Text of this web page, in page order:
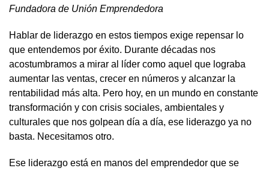
Fundadora de Unión Emprendedora
Hablar de liderazgo en estos tiempos exige repensar lo
que entendemos por éxito. Durante décadas nos
acostumbramos a mirar al líder como aquel que lograba
aumentar las ventas, crecer en números y alcanzar la
rentabilidad más alta. Pero hoy, en un mundo en constante
transformación y con crisis sociales, ambientales y
culturales que nos golpean día a día, ese liderazgo ya no
basta. Necesitamos otro.
Ese liderazgo está en manos del emprendedor que se